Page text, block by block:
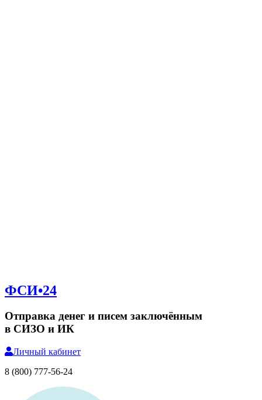
ФСИ•24
Отправка денег и писем заключённым
в СИЗО и ИК
Личный кабинет
8 (800) 777-56-24